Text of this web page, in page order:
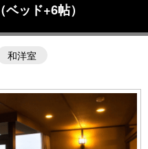
ッド+6帖）
和洋室